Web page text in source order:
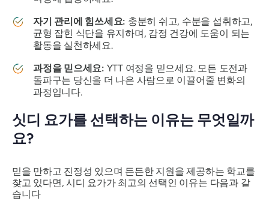
자기 관리에 힘쓰세요: 충분히 쉬고, 수분을 섭취하고,
균형 잡힌 식단을 유지하며, 감정 건강에 도움이 되는
활동을 실천하세요.
과정을 믿으세요: YTT 여정을 믿으세요. 모든 도전과
돌파구는 당신을 더 나은 사람으로 이끌어줄 변화의
과정입니다.
싯디 요가를 선택하는 이유는 무엇일까
요?
믿을 만하고 진정성 있으며 든든한 지원을 제공하는 학교를
찾고 있다면, 시디 요가가 최고의 선택인 이유는 다음과 같
습니다